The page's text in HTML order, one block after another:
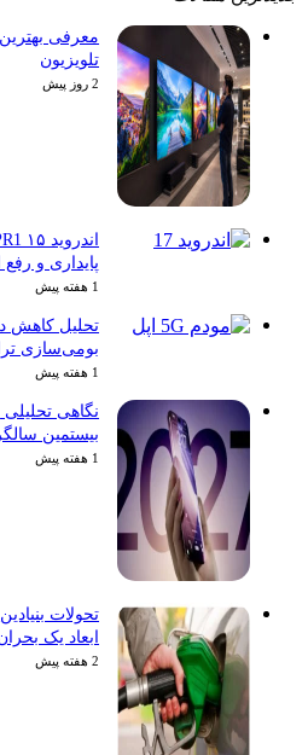
معرفی بهترین برندهای ایرانی برای خرید
تلویزیون
اندروید ۱۵ QPR1 بتا ۳: تمرکز انحصاری بر
تحلیل کاهش درآمد کوالکام از اپل در پی
بومی‌سازی تراشه‌های ارتباطی
نگاهی تحلیلی به ویژگی‌های احتمالی آیفون
بیستمین سالگرد
تحولات بنیادین در سیاست تخصیص سوخت:
ابعاد یک بحران انرژی و پیامدهای اقتصادی